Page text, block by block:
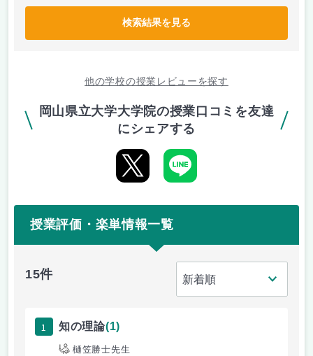
検索結果を見る
他の学校の授業レビューを探す
岡山県立大学大学院の授業口コミを友達
にシェアする
授業評価・楽単情報一覧
15件
1 知の理論(1)
樋笠勝士先生